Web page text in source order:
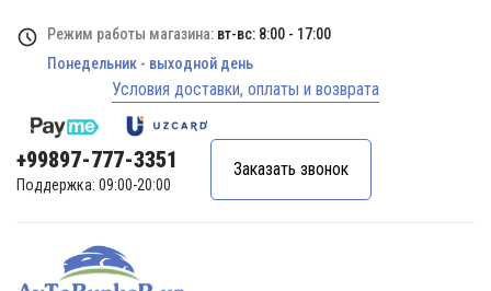
Режим работы магазина: вт-вс: 8:00 - 17:00
Понедельник - выходной день
Условия доставки, оплаты и возврата
+99897-777-3351
Поддержка: 09:00-20:00
Заказать звонок